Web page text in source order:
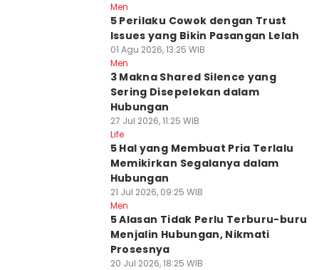
Men
5 Perilaku Cowok dengan Trust
Issues yang Bikin Pasangan Lelah
01 Agu 2026, 13:25 WIB
Men
3 Makna Shared Silence yang
Sering Disepelekan dalam
Hubungan
27 Jul 2026, 11:25 WIB
Life
5 Hal yang Membuat Pria Terlalu
Memikirkan Segalanya dalam
Hubungan
21 Jul 2026, 09:25 WIB
Men
5 Alasan Tidak Perlu Terburu-buru
Menjalin Hubungan, Nikmati
Prosesnya
20 Jul 2026, 18:25 WIB